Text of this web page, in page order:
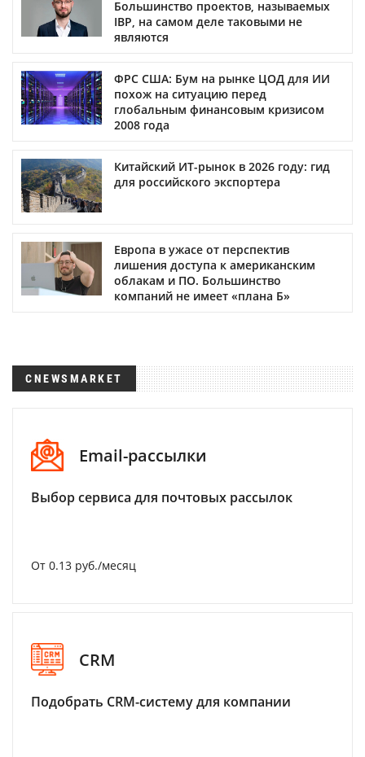
Большинство проектов, называемых
IBP, на самом деле таковыми не
являются
ФРС США: Бум на рынке ЦОД для ИИ
похож на ситуацию перед
глобальным финансовым кризисом
2008 года
Китайский ИТ-рынок в 2026 году: гид
для российского экспортера
Европа в ужасе от перспектив
лишения доступа к американским
облакам и ПО. Большинство
компаний не имеет «плана Б»
CNEWSMARKET
Email-рассылки
Выбор сервиса для почтовых рассылок
От 0.13 руб./месяц
CRM
Подобрать CRM-систему для компании